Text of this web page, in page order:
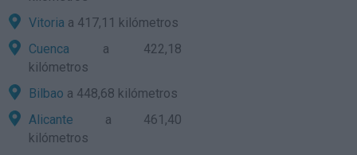
Vitoria a 417,11 kilómetros
Cuenca a 422,18
kilómetros
Bilbao a 448,68 kilómetros
Alicante a 461,40
kilómetros